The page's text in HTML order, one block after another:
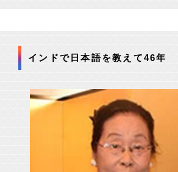
インドで日本語を教えて46年